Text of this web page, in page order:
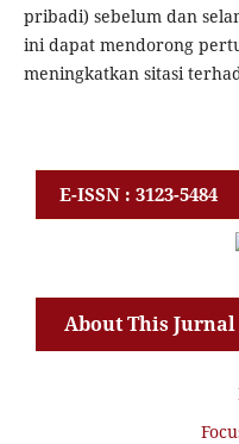
pribadi) sebelum dan
ini dapat mendorong
meningkatkan sitasi
E-ISSN : 3123-5484
About This Jurnal